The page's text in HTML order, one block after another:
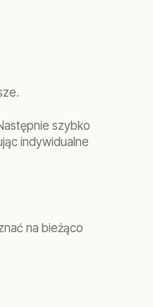
szybko
indywidualne
na bieżąco